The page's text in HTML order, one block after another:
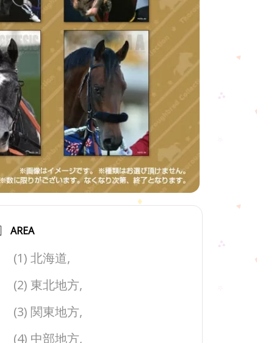
AREA
(1) 北海道,
(2) 東北地方,
(3) 関東地方,
(4) 中部地方,